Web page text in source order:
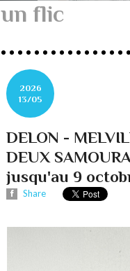
un flic
2026
13/05
DELON -
DEUX
jusqu'au 9
Share